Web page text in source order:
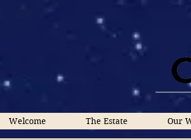
Welcome The Estate Our